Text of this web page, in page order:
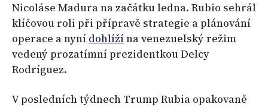
Nicoláse Madura na začátku ledna. Rubio sehrál
klíčovou roli při přípravě strategie a plánování
operace a nyní dohlíží na venezuelský režim
vedený prozatímní prezidentkou Delcy
Rodríguez.
V posledních týdnech Trump Rubia opakovaně